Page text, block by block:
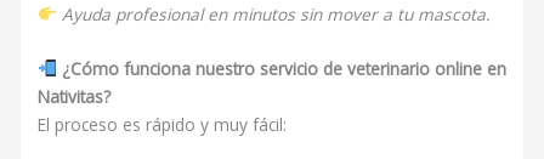
Ayuda profesional en minutos sin mover a tu mascota.
¿Cómo funciona nuestro servicio de veterinario online en
Nativitas?
El proceso es rápido y muy fácil: